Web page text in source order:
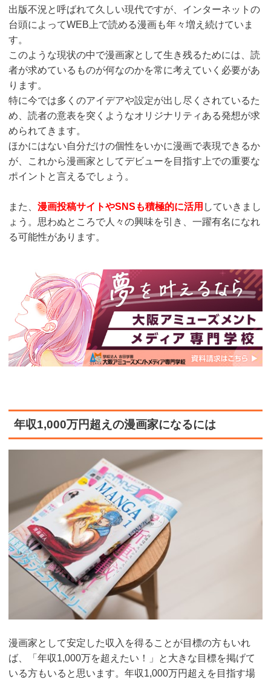
出版不況と呼ばれて久しい現代ですが、インターネットの
台頭によってWEB上で読める漫画も年々増え続けていま
す。
このような現状の中で漫画家として生き残るためには、読
者が求めているものが何なのかを常に考えていく必要があ
ります。
特に今では多くのアイデアや設定が出し尽くされているた
め、読者の意表を突くようなオリジナリティある発想が求
められてきます。
ほかにはない自分だけの個性をいかに漫画で表現できるか
が、これから漫画家としてデビューを目指す上での重要な
ポイントと言えるでしょう。
また、漫画投稿サイトやSNSも積極的に活用 していきまし
ょう。思わぬところで人々の興味を引き、一躍有名になれ
る可能性があります。
年収1,000万円超えの漫画家になるには
漫画家として安定した収入を得ることが目標の方もいれ
ば、「年収1,000万を超えたい！」と大きな目標を掲げて
いる方もいると思います。年収1,000万円超えを目指す場